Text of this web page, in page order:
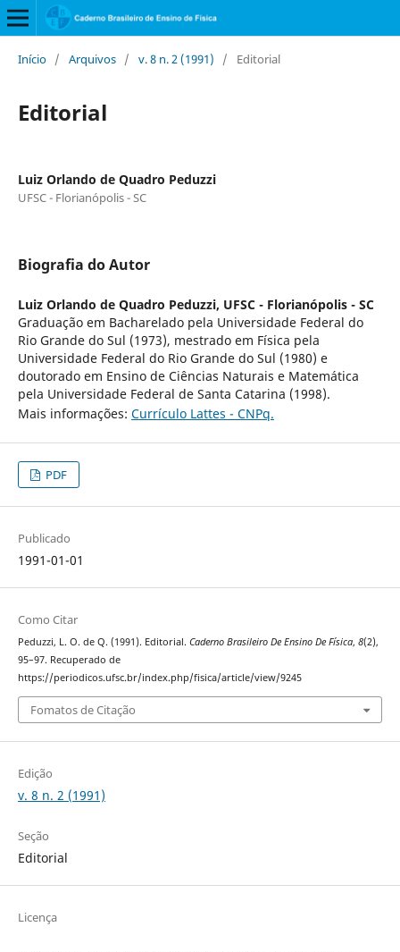
Início / Arquivos / v. 8 n. 2 (1991) / Editorial
Editorial
Luiz Orlando de Quadro Peduzzi
UFSC - Florianópolis - SC
Biografia do Autor
Luiz Orlando de Quadro Peduzzi, UFSC - Florianópolis - SC
Graduação em Bacharelado pela Universidade Federal do
Rio Grande do Sul (1973), mestrado em Física pela
Universidade Federal do Rio Grande do Sul (1980) e
doutorado em Ensino de Ciências Naturais e Matemática
pela Universidade Federal de Santa Catarina (1998).
Mais informações: Currículo Lattes - CNPq.
PDF
Publicado
1991-01-01
Como Citar
Peduzzi, L. O. de Q. (1991). Editorial. Caderno Brasileiro De Ensino De Física, 8(2),
95–97. Recuperado de
https://periodicos.ufsc.br/index.php/fisica/article/view/9245
Fomatos de Citação
Edição
v. 8 n. 2 (1991)
Seção
Editorial
Licença